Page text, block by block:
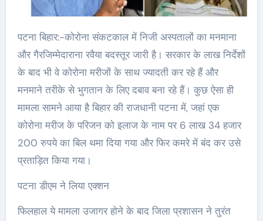
पटना बिहार:-कोरोना संकटकाल में निजी अस्पतालों का मनमाना
और गैरजिम्मेदाराना रवैया बदस्तूर जारी है। सरकार के लाख निर्देशों
के बाद भी वे कोरोना मरीजों के साथ ज्यादती कर रहे हैं और
मनमाने तरीके से भुगतान के लिए दबाव बना रहे हैं। कुछ ऐसा ही
मामला सामने आया है बिहार की राजधानी पटना में, जहां एक
कोरोना मरीज के परिजन को इलाज के नाम पर 6 लाख 34 हजार
200 रुपये का बिल थमा दिया गया और फिर कमरे में बंद कर उसे
प्रताड़ित किया गया।
पटना डीएम ने लिया एक्शन
फिलहाल ये मामला उजागर होने के बाद जिला प्रशासन ने तुरंत